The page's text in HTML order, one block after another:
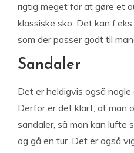
rigtig meget for at gøre et
klassiske sko. Det kan
som der passer godt til
Sandaler
Det er heldigvis også
Derfor er det klart, at man
sandaler, så man kan lufte
og gå en tur. Det er også